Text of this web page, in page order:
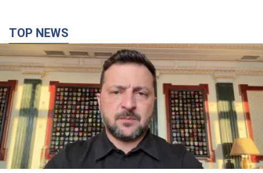
"Захист нашого життя": Зеленський про
антибалістику FREYJA, санкції проти Росії й
підтримку аграріїв. Відео
Європейські партнери долучаються до спільного проєкту
11 часов назад 84,9 т.
З 1 вересня українським вчителям підвищать